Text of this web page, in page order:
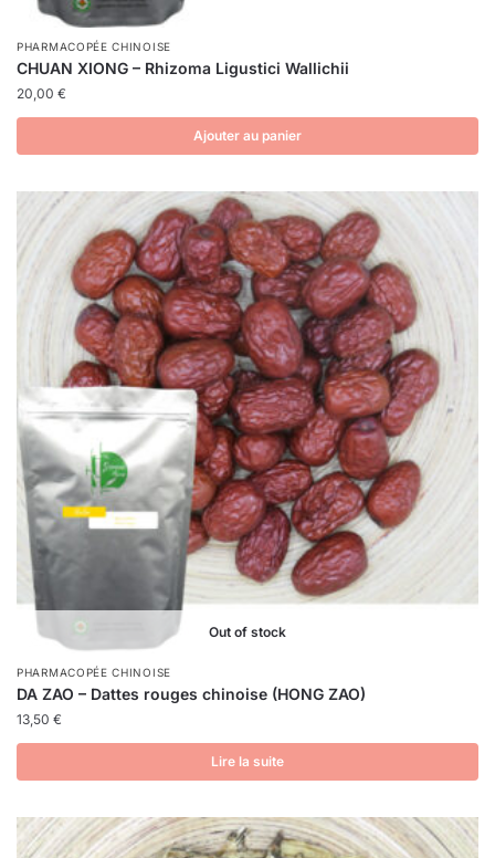
PHARMACOPÉE CHINOISE
CHUAN XIONG – Rhizoma Ligustici Wallichii
20,00 €
Ajouter au panier
Out of stock
PHARMACOPÉE CHINOISE
DA ZAO – Dattes rouges chinoise (HONG ZAO)
13,50 €
Lire la suite